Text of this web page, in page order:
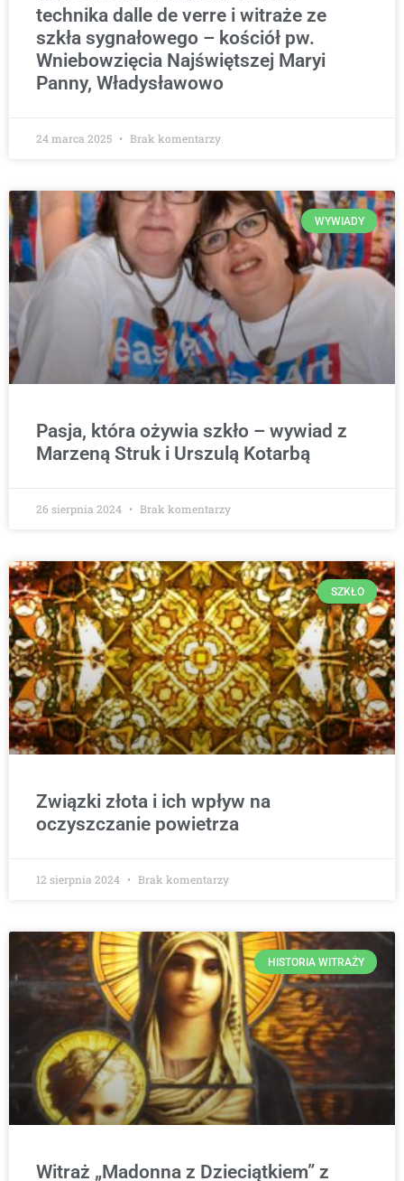
technika dalle de verre i witraże ze
szkła sygnałowego – kościół pw.
Wniebowzięcia Najświętszej Maryi
Panny, Władysławowo
24 marca 2025 Brak komentarzy
WYWIADY
Pasja, która ożywia szkło – wywiad z
Marzeną Struk i Urszulą Kotarbą
26 sierpnia 2024 Brak komentarzy
SZKŁO
Związki złota i ich wpływ na
oczyszczanie powietrza
12 sierpnia 2024 Brak komentarzy
HISTORIA WITRAŻY
Witraż „Madonna z Dzieciątkiem” z